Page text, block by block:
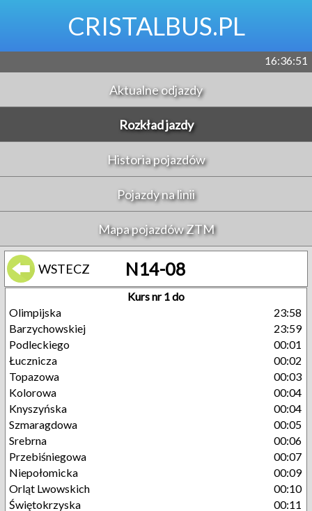
CRISTALBUS.PL
16:36:51
Aktualne odjazdy
Rozkład jazdy
Historia pojazdów
Pojazdy na linii
Mapa pojazdów ZTM
WSTECZ N14-08
Kurs nr 1 do
Olimpijska
23:58
Barzychowskiej
23:59
Podleckiego
00:01
Łucznicza
00:02
Topazowa
00:03
Kolorowa
00:04
Knyszyńska
00:04
Szmaragdowa
00:05
Srebrna
00:06
Przebiśniegowa
00:07
Niepołomicka
00:09
Orląt Lwowskich
00:10
Świętokrzyska
00:11